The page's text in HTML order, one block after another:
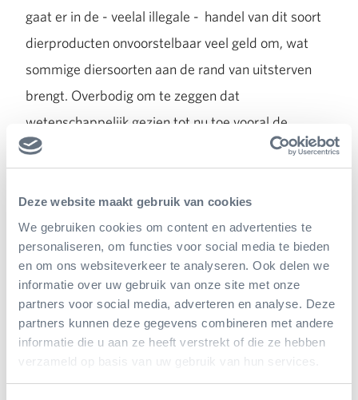
Deze website maakt gebruik van cookies
We gebruiken cookies om content en advertenties te
personaliseren, om functies voor social media te bieden
en om ons websiteverkeer te analyseren. Ook delen we
informatie over uw gebruik van onze site met onze
partners voor social media, adverteren en analyse. Deze
partners kunnen deze gegevens combineren met andere
informatie die u aan ze heeft verstrekt of die ze hebben
verzameld op basis van uw gebruik van hun services.
gaat er in de - veelal illegale - handel van dit soort
dierproducten onvoorstelbaar veel geld om, wat
sommige diersoorten aan de rand van uitsterven
brengt. Overbodig om te zeggen dat
wetenschappelijk gezien tot nu toe vooral de
placebowerking van deze producten is bewezen!
Zuidoost Azië Campagne in
Burgers’ Zoo
In Burgers’ Zoo zijn de flora en fauna van Zuidoost
Azië uitstekend vertegenwoordigd. Denk alleen al
aan delen van deBush, de uniekeMangrove, de
schitterendeRimba , en de Ocean
met het
waterleven van het Indopacifisch gebied. Genoeg